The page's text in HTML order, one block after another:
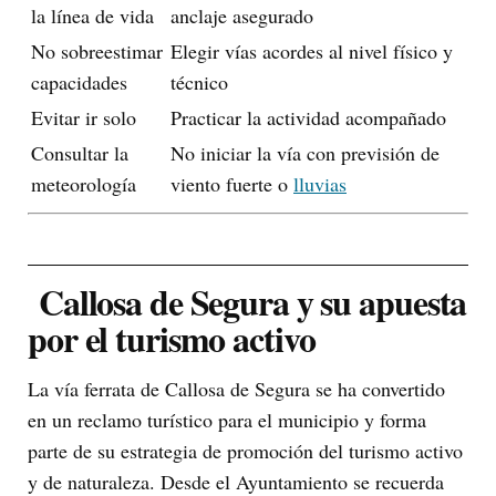
la línea de vida
anclaje asegurado
No sobreestimar
capacidades
Elegir vías acordes al nivel físico y
técnico
Evitar ir solo
Practicar la actividad acompañado
Consultar la
meteorología
No iniciar la vía con previsión de
viento fuerte o lluvias
Callosa de Segura y su apuesta
por el turismo activo
La vía ferrata de Callosa de Segura se ha convertido
en un reclamo turístico para el municipio y forma
parte de su estrategia de promoción del turismo activo
y de naturaleza. Desde el Ayuntamiento se recuerda